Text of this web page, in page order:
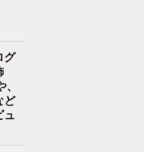
グ
ど
ュ